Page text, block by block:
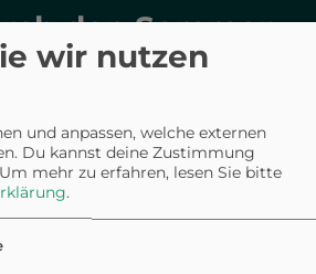
den Sommer
und Ausflüge
Border Collie, versorgt
Tipps für eine echte
Tagen.
wir nutzen
und anpassen, welche externen
Du kannst deine Zustimmung
Um mehr zu erfahren, lesen Sie bitte
.